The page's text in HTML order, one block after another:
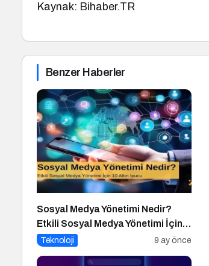
Kaynak: Bihaber.TR
Benzer Haberler
Sosyal Medya Yönetimi Nedir?
Etkili Sosyal Medya Yönetimi İçin
10 Altın İpucu
Teknoloji 9 ay önce